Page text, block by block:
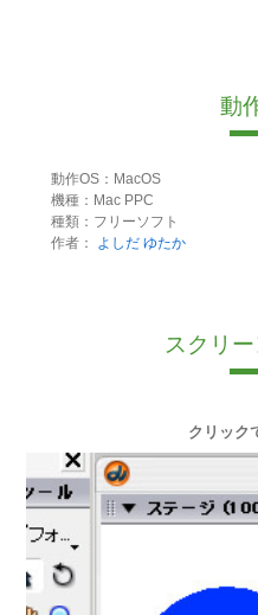
動
動作OS：MacOS
機種：Mac PPC
種類：フリーソフト
作者：
よしだ ゆたか
スクリ
クリック